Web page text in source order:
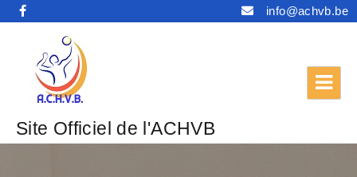
info@achvb.be
Site Officiel de l'ACHVB